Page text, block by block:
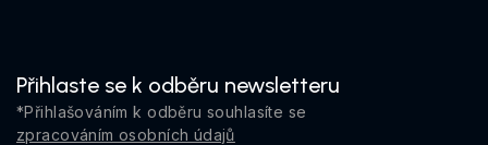
Přihlaste se k odběru newsletteru
*Přihlašováním k odběru souhlasíte se
zpracováním osobních údajů